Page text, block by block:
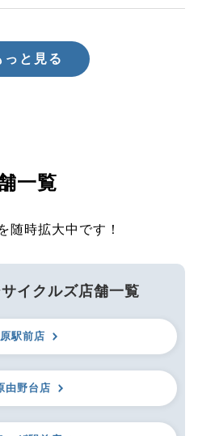
っと見る
一覧
随時拡大中です！
イクルズ店舗一覧
駅前店
由野台店